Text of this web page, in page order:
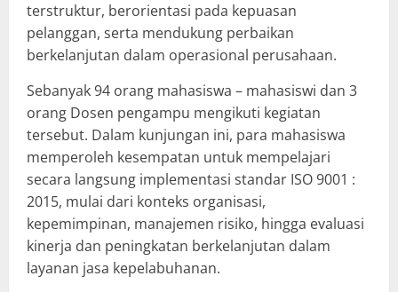
terstruktur, berorientasi pada kepuasan
pelanggan, serta mendukung perbaikan
berkelanjutan dalam operasional perusahaan.
Sebanyak 94 orang mahasiswa – mahasiswi dan 3
orang Dosen pengampu mengikuti kegiatan
tersebut. Dalam kunjungan ini, para mahasiswa
memperoleh kesempatan untuk mempelajari
secara langsung implementasi standar ISO 9001 :
2015, mulai dari konteks organisasi,
kepemimpinan, manajemen risiko, hingga evaluasi
kinerja dan peningkatan berkelanjutan dalam
layanan jasa kepelabuhanan.